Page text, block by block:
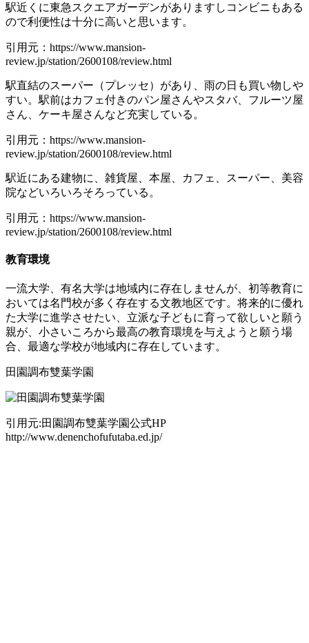
駅近くに東急スクエアガーデンがありますしコンビニもある
ので利便性は十分に高いと思います。
引用元：https://www.mansion-
review.jp/station/2600108/review.html
駅直結のスーパー（プレッセ）があり、雨の日も買い物しや
すい。駅前はカフェ付きのパン屋さんやスタバ、フルーツ屋
さん、ケーキ屋さんなど充実している。
引用元：https://www.mansion-
review.jp/station/2600108/review.html
駅近にある建物に、雑貨屋、本屋、カフェ、スーパー、美容
院などいろいろそろっている。
引用元：https://www.mansion-
review.jp/station/2600108/review.html
教育環境
一流大学、有名大学は地域内に存在しませんが、初等教育に
おいては名門校が多く存在する文教地区です。将来的に優れ
た大学に進学させたい、立派な子どもに育って欲しいと願う
親が、小さいころから最高の教育環境を与えようと願う場
合、最適な学校が地域内に存在しています。
田園調布雙葉学園
引用元:田園調布雙葉学園公式HP
http://www.denenchofufutaba.ed.jp/